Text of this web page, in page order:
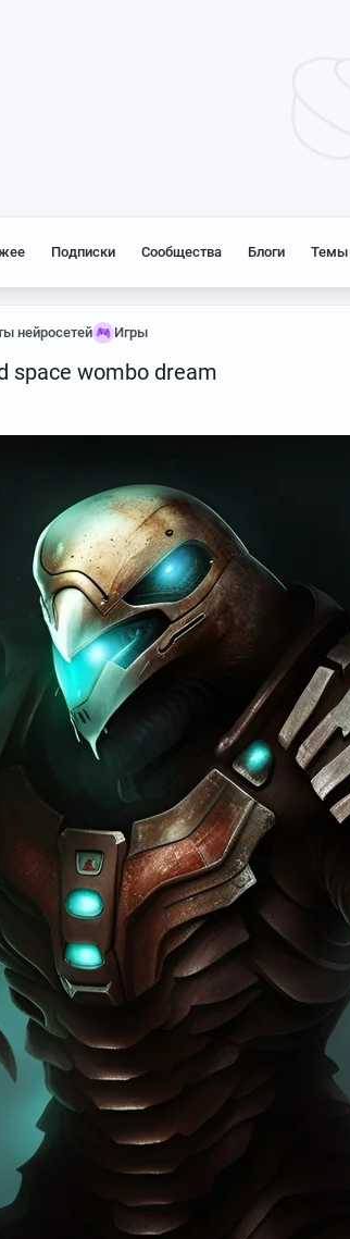
Подписки Сообщества Блоги Темы
нейросетей Игры
space wombo dream